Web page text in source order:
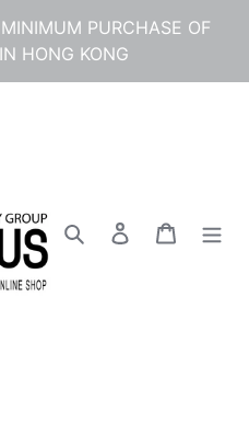
PURCHASE OF
HONG KONG
検索 ログインカート